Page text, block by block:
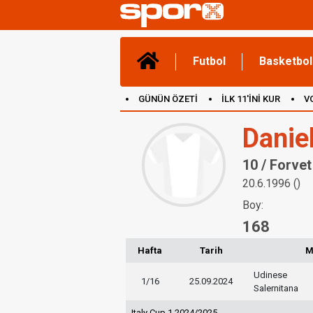
Futbol Basketbol
GÜNÜN ÖZETİ İLK 11'İNİ KUR
10 / Forvet
20.6.1996 ()
Boy:
168
Hafta Tarih
1/16 25.09.2024
Udinese
Salernitana